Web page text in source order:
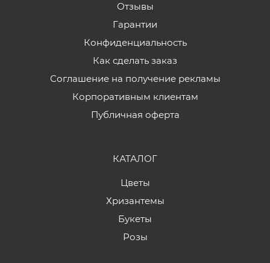
Отзывы
Гарантии
Конфиденциальность
Как сделать заказ
Соглашение на получение рекламы
Корпоративным клиентам
Публичная оферта
КАТАЛОГ
Цветы
Хризантемы
Букеты
Розы